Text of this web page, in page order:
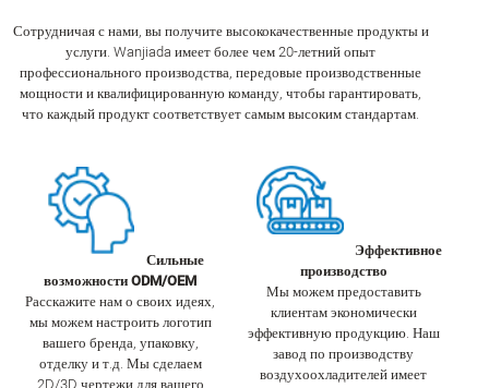
Сотрудничая с нами, вы получите высококачественные продукты и
услуги. Wanjiada имеет более чем 20-летний опыт
профессионального производства, передовые производственные
мощности и квалифицированную команду, чтобы гарантировать,
что каждый продукт соответствует самым высоким стандартам.
Сильные
возможности ODM/OEM
Расскажите нам о своих идеях,
мы можем настроить логотип
вашего бренда, упаковку,
отделку и т.д. Мы сделаем
Эффективное
производство
Мы можем предоставить
клиентам экономически
эффективную продукцию. Наш
завод по производству
воздухоохладителей имеет